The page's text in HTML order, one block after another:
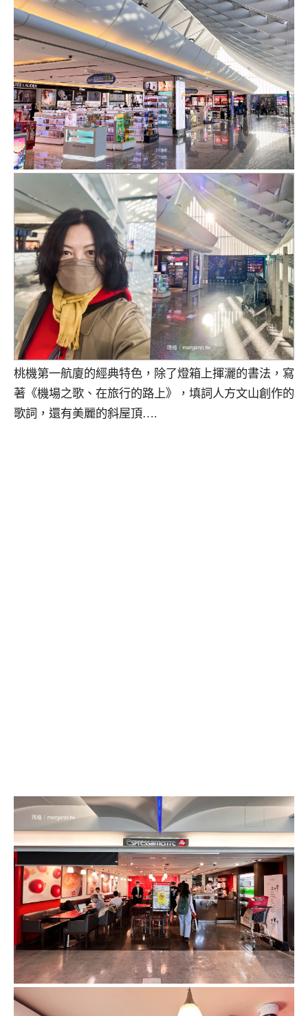
桃機第一航廈的經典特色，除了燈箱上揮灑的書法，寫
著《機場之歌、在旅行的路上》，填詞人方文山創作的
歌詞，還有美麗的斜屋頂….